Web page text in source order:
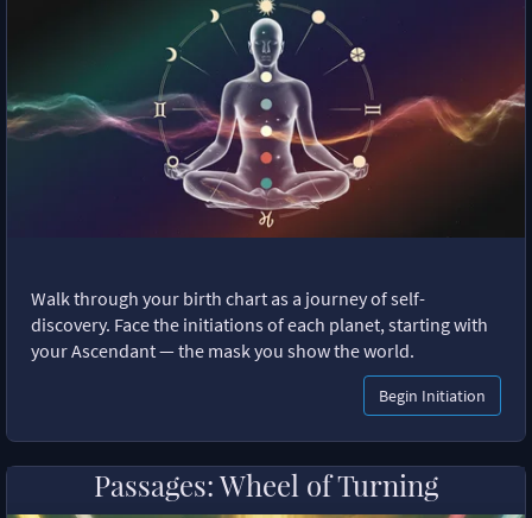
Walk through your birth chart as a journey of self-
discovery. Face the initiations of each planet, starting with
your Ascendant — the mask you show the world.
Begin Initiation
Passages: Wheel of Turning